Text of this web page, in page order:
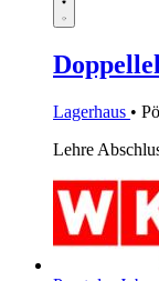
Lagerhaus •
Lehre